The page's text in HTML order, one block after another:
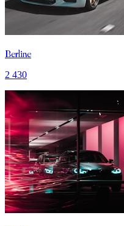
Berline
2 430